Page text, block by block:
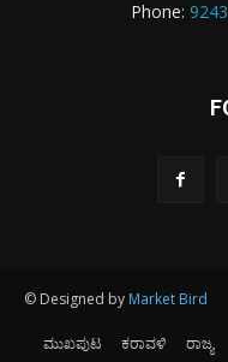
Phone:
© Designed by Market Bird
ಮುಖಪುಟ ಕರಾವಳಿ ರಾಜ್ಯ